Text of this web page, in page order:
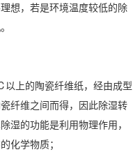
想，若是环境温度较低的除
。
上的陶瓷纤维纸，经由成型
纤维之间而得，因此除湿转
湿的功能是利用物理作用，
化学物质；